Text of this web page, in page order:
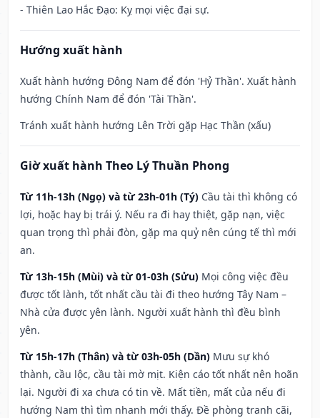
- Thiên Lao Hắc Đạo: Kỵ mọi việc đại sự.
Hướng xuất hành
Xuất hành hướng Đông Nam để đón 'Hỷ Thần'. Xuất hành
hướng Chính Nam để đón 'Tài Thần'.
Tránh xuất hành hướng Lên Trời gặp Hạc Thần (xấu)
Giờ xuất hành Theo Lý Thuần Phong
Từ 11h-13h (Ngọ) và từ 23h-01h (Tý) Cầu tài thì không có
lợi, hoặc hay bị trái ý. Nếu ra đi hay thiệt, gặp nạn, việc
quan trọng thì phải đòn, gặp ma quỷ nên cúng tế thì mới
an.
Từ 13h-15h (Mùi) và từ 01-03h (Sửu) Mọi công việc đều
được tốt lành, tốt nhất cầu tài đi theo hướng Tây Nam –
Nhà cửa được yên lành. Người xuất hành thì đều bình
yên.
Từ 15h-17h (Thân) và từ 03h-05h (Dần) Mưu sự khó
thành, cầu lộc, cầu tài mờ mịt. Kiện cáo tốt nhất nên hoãn
lại. Người đi xa chưa có tin về. Mất tiền, mất của nếu đi
hướng Nam thì tìm nhanh mới thấy. Đề phòng tranh cãi,